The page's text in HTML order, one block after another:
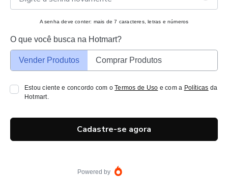
A senha deve conter: mais de 7 caracteres, letras e números
O que você busca na Hotmart?
Vender Produtos Comprar Produtos
Estou ciente e concordo com oTermos de Uso e com a Políticas da
Hotmart.
Cadastre-se agora
Powered by